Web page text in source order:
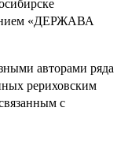
«ДЕРЖАВА
авторами ряда
рериховским
с